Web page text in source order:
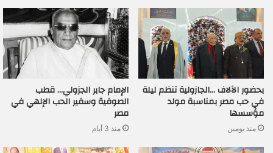
بحضور الآلاف …الجازولية تنظم ليلة
في حب مصر بمناسبة مولد
مؤسسها
منذ يومين
الإمام جابر الجزولي… قطب
الصوفية وسفير الحب الإلهي في
مصر
منذ 3 أيام